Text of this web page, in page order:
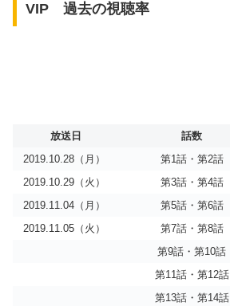
VIP 過去の視聴率
放送日 話数
2019.10.28（月）
第1話・第2話
2019.10.29（火）
第3話・第4話
2019.11.04（月）
第5話・第6話
2019.11.05（火）
第7話・第8話
第9話・第10話
第11話・第12話
第13話・第14話